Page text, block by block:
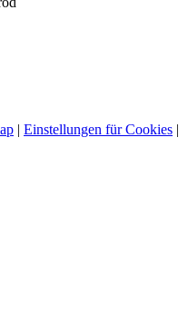
| Einstellungen für Cookies |